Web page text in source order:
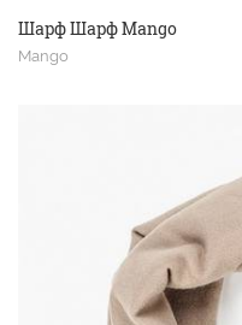
Шарф Шарф Mango
Mango